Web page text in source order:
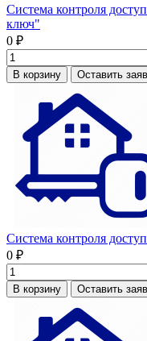
Система контроля
ключ"
0 ₽
В корзину Оставить
Система контроля
0 ₽
В корзину Оставить